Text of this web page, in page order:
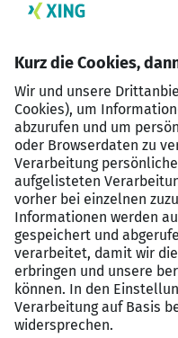
leeren
Strukturierte
Plan und
vom ersten Tag
regelmäßige
Namen verdient
Warum remote bei uns
Digital gegründet: